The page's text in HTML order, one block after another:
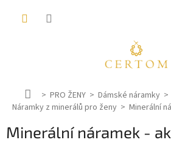
D
o
ů
PRO ŽENY
Dámské náramky
Náramky z minerálů pro ženy
Minerální
Minerální náramek -